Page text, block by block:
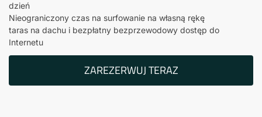
dzień
Nieograniczony czas na surfowanie na własną rękę
taras na dachu i bezpłatny bezprzewodowy dostęp do
Internetu
ZAREZERWUJ TERAZ